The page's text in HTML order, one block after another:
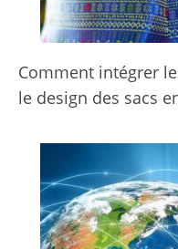
Comment intégrer
le design des sacs